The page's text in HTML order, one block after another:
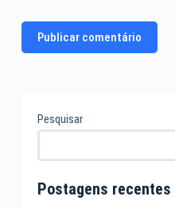
Publicar comentário
Pesquisar
Postagens recentes